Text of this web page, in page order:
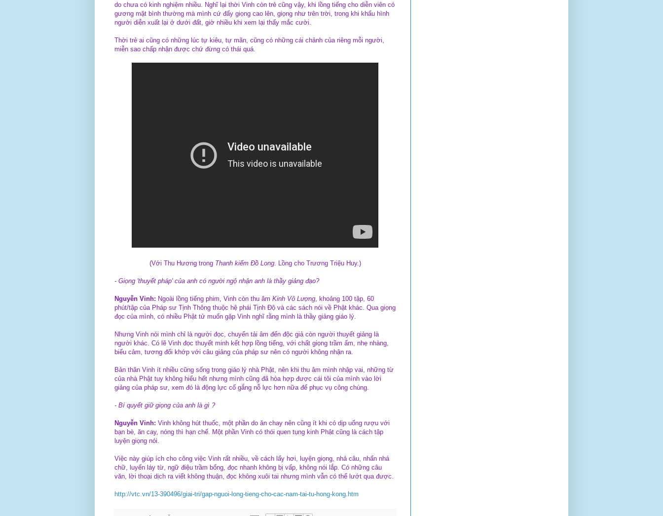
do chưa có kinh nghiệm nhiều. Nghĩ lại thời Vinh còn trẻ cũng vậy, khi lồng tiếng cho diễn viên có
gương mặt bình thường mà mình cứ đẩy giọng cao lên, giọng như trên trời, trong khi khẩu hình
người diễn xuất lại ở dưới đất, giờ nhiều khi xem lại thấy mắc cười.
Thời trẻ ai cũng có những lúc tự kiêu, tự mãn, cũng có những cái chảnh của riêng mỗi người,
miễn sao chấp nhận được chứ đừng có thái quá.
(Với Thu Hương trong Thanh kiếm Đồ Long. Lồng cho Trương Triệu Huy.)
- Giọng 'thuyết pháp' của anh có người ngộ nhận anh là thầy giảng đạo?
Nguyễn Vinh: Ngoài lồng tiếng phim, Vinh còn thu âm Kinh Vô Lượng , khoảng 100 tập, 60
phút/tập của Pháp sư Tịnh Thông thuộc hệ phái Tịnh Độ và các sách nói về Phật khác. Qua giọng
đọc của mình, có nhiều Phật tử muốn gặp Vinh nghĩ rằng mình là thầy giảng giáo lý.
Nhưng Vinh nói mình chỉ là người đọc, chuyển tải âm đến độc giả còn người thuyết giảng là
người khác. Có lẽ Vinh đọc thuyết minh kết hợp lồng tiếng, với chất giọng trầm ấm, nhẹ nhàng,
biểu cảm, tương đối khớp với câu giảng của pháp sư nên có người không nhận ra.
Bản thân Vinh ít nhiều cũng sống trong giáo lý nhà Phật, nên khi thu âm mình nhập vai, những từ
của nhà Phật tuy không hiểu hết nhưng mình cũng đã hòa hợp được cái tôi của mình vào lời
giảng của pháp sư, xem đó là động lực cố gắng nỗ lực hơn nữa để phục vụ công chúng.
- Bí quyết giữ giọng của anh là gì ?
Nguyễn Vinh: Vinh không hút thuốc, một phần do ăn chay nên cũng ít khi có dịp uống rượu với
bạn bè, ăn cay, nóng thì hạn chế. Một phần Vinh có thói quen tụng kinh Phật cũng là cách tập
luyện giọng nói.
Việc này giúp ích cho công việc Vinh rất nhiều, về cách lấy hơi, luyện giọng, nhả câu, nhấn nhá
chữ, luyến láy từ, ngữ điệu trầm bổng, đọc nhanh không bị vấp, không nói lắp. Có những câu
văn, lời thoại dịch ra viết không thuận, đọc không xuôi tai nhưng mình vẫn có thể lướt qua được.
http://vtc.vn/13-390496/giai-tri/gap-nguoi-long-tieng-cho-cac-nam-tai-tu-hong-kong.htm